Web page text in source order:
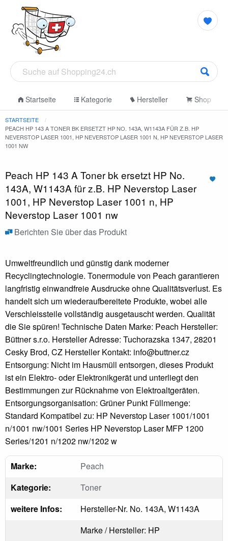
Startseite Kategorie Hersteller Shop
STARTSEITE
PEACH HP 143 A TONER BK ERSETZT HP NO. 143A, W1143A FÜR Z.B. HP
NEVERSTOP LASER 1001, HP NEVERSTOP LASER 1001 N, HP NEVERSTOP LASER
1001 NW
Peach HP 143 A Toner bk ersetzt HP No.
143A, W1143A für z.B. HP Neverstop Laser
1001, HP Neverstop Laser 1001 n, HP
Neverstop Laser 1001 nw
Berichten Sie über das Produkt
Umweltfreundlich und günstig dank moderner
Recyclingtechnologie. Tonermodule von Peach garantieren
langfristig einwandfreie Ausdrucke ohne Qualitätsverlust. Es
handelt sich um wiederaufbereitete Produkte, wobei alle
Verschleissteile vollständig ausgetauscht werden. Qualität
die Sie spüren! Technische Daten Marke: Peach Hersteller:
Büttner s.r.o. Hersteller Adresse: Tuchorazska 1347, 28201
Cesky Brod, CZ Hersteller Kontakt: info@buttner.cz
Entsorgung: Nicht im Hausmüll entsorgen, dieses Produkt
ist ein Elektro- oder Elektronikgerät und unterliegt den
Bestimmungen zur Rücknahme von Elektroaltgeräten.
Entsorgungsorganisation: Grüner Punkt Füllmenge:
Standard Kompatibel zu: HP Neverstop Laser 1001/1001
n/1001 nw/1001 Series HP Neverstop Laser MFP 1200
Series/1201 n/1202 nw/1202 w
Marke:
Peach
Kategorie:
Toner
weitere Infos:
Hersteller-Nr. No. 143A, W1143A
Marke / Hersteller: HP